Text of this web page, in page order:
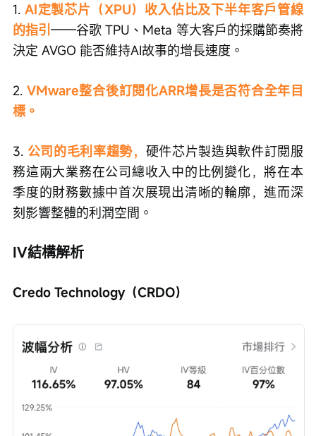
1. AI定製芯片（XPU）收入佔比及下半年客戶管線
的指引——谷歌 TPU、Meta 等大客戶的採購節奏將
決定 AVGO 能否維持AI故事的增長速度。
2. VMware整合後訂閱化ARR增長是否符合全年目
標。
3. 公司的毛利率趨勢， 硬件芯片製造與軟件訂閱服
務這兩大業務在公司總收入中的比例變化，將在本
季度的財務數據中首次展現出清晰的輪廓，進而深
刻影響整體的利潤空間。
IV結構解析
Credo Technology（CRDO）